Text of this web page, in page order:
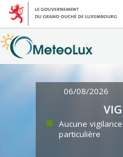
06/08/2026
Aucune vigilance
particulière